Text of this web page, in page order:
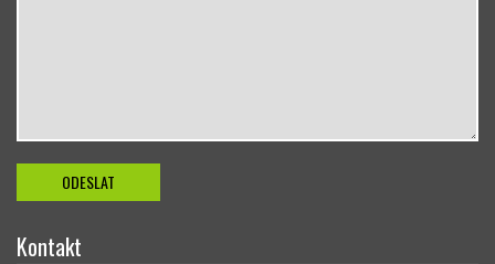
Kontakt